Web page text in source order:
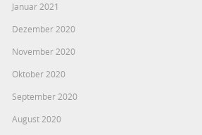
Januar 2021
Dezember 2020
November 2020
Oktober 2020
September 2020
August 2020